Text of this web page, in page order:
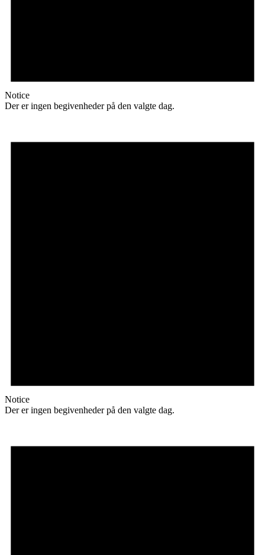
Notice
Der er ingen begivenheder på den valgte dag.
Notice
Der er ingen begivenheder på den valgte dag.